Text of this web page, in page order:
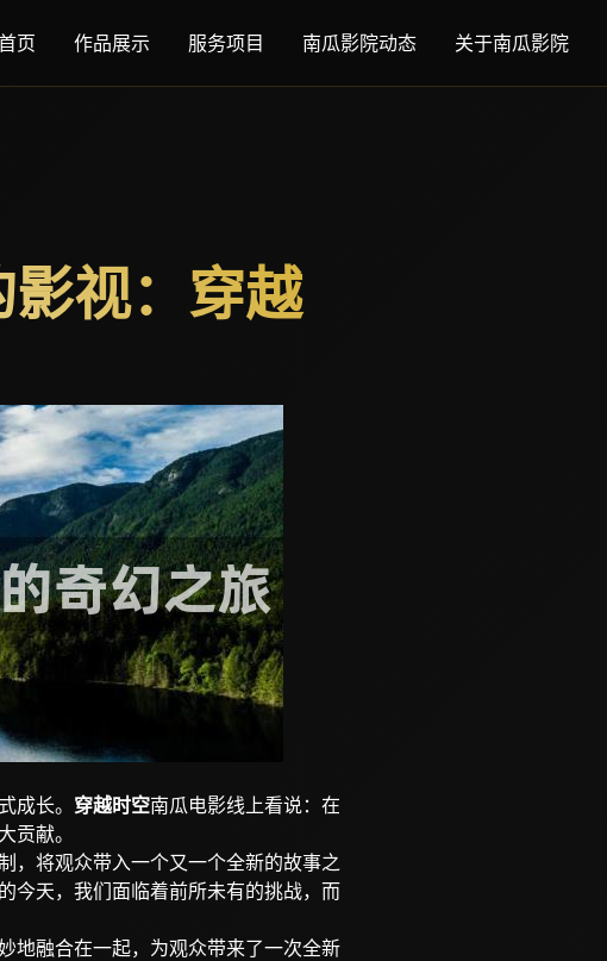
页 作品展示 服务项目 南瓜影院动态 关于南瓜影院
视：穿越
成长。 穿越时空南瓜电影线上看说：在
贡献。
，将观众带入一个又一个全新的故事之
今天，我们面临着前所未有的挑战，而
地融合在一起，为观众带来了一次全新